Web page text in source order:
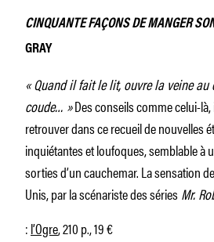
CINQUANTE FAÇONS DE MANGER
GRAY
« Quand il fait le lit, ouvre la veine au
coude… »Des conseils comme celui-
retrouver dans ce recueil de nouvelles
inquiétantes et loufoques, semblable à
sorties d’un cauchemar. La sensation
Unis, par la scénariste des sériesMr.
:l’Ogre, 210 p., 19 €